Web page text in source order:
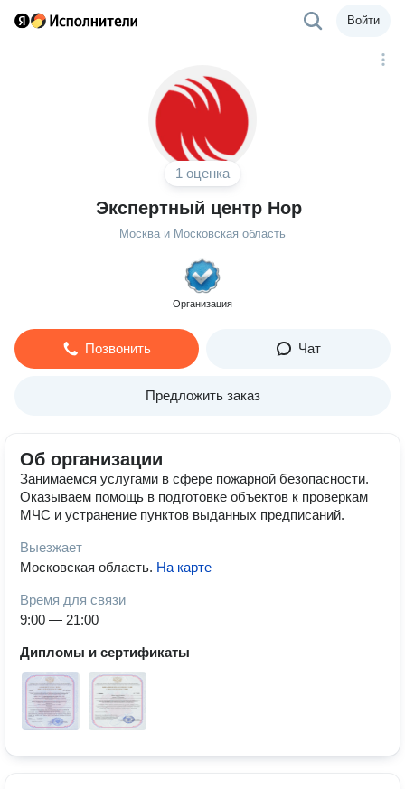
Войти
1 оценка
Экспертный центр Нор
Москва и Московская область
Организация
Позвонить Чат
Предложить заказ
Об организации
Занимаемся услугами в сфере пожарной безопасности.
Оказываем помощь в подготовке объектов к проверкам
МЧС и устранение пунктов выданных предписаний.
Выезжает
Московская область. На карте
Время для связи
9:00 — 21:00
Дипломы и сертификаты